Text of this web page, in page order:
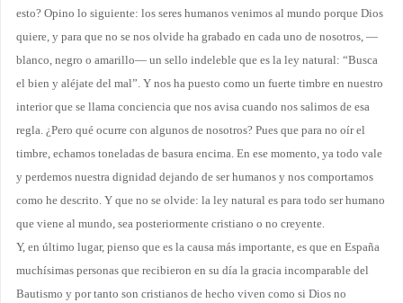
esto? Opino lo siguiente: los seres humanos venimos al mundo porque Dios
quiere, y para que no se nos olvide ha grabado en cada uno de nosotros, —
blanco, negro o amarillo— un sello indeleble que es la ley natural: “Busca
el bien y aléjate del mal”. Y nos ha puesto como un fuerte timbre en nuestro
interior que se llama conciencia que nos avisa cuando nos salimos de esa
regla. ¿Pero qué ocurre con algunos de nosotros? Pues que para no oír el
timbre, echamos toneladas de basura encima. En ese momento, ya todo vale
y perdemos nuestra dignidad dejando de ser humanos y nos comportamos
como he descrito. Y que no se olvide: la ley natural es para todo ser humano
que viene al mundo, sea posteriormente cristiano o no creyente.
Y, en último lugar, pienso que es la causa más importante, es que en España
muchísimas personas que recibieron en su día la gracia incomparable del
Bautismo y por tanto son cristianos de hecho viven como si Dios no